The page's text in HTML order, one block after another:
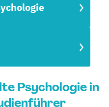
Psychologie in